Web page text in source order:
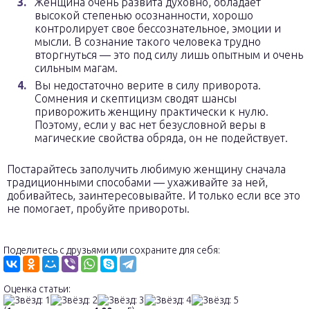
высокой степенью осознанности, хорошо
контролирует свое бессознательное, эмоции и
мысли. В сознание такого человека трудно
вторгнуться — это под силу лишь опытным и очень
сильным магам.
Вы недостаточно верите в силу приворота.
Сомнения и скептицизм сводят шансы
приворожить женщину практически к нулю.
Поэтому, если у вас нет безусловной веры в
магические свойства обряда, он не подействует.
Постарайтесь заполучить любимую женщину сначала
традиционными способами — ухаживайте за ней,
добивайтесь, заинтересовывайте. И только если все это
не помогает, пробуйте привороты.
Поделитесь с друзьями или сохраните для себя:
Оценка статьи: